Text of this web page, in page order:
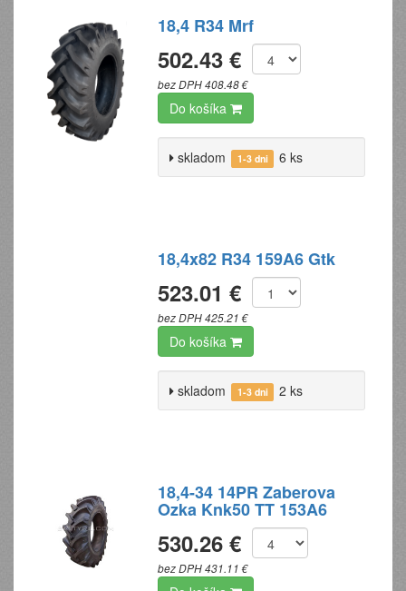
18,4 R34 Mrf
502.43 €
bez DPH 408.48 €
Do košíka
skladom 1-3 dni 6 ks
18,4x82 R34 159A6 Gtk
523.01 €
bez DPH 425.21 €
Do košíka
skladom 1-3 dni 2 ks
18,4-34 14PR Zaberova
Ozka Knk50 TT 153A6
530.26 €
bez DPH 431.11 €